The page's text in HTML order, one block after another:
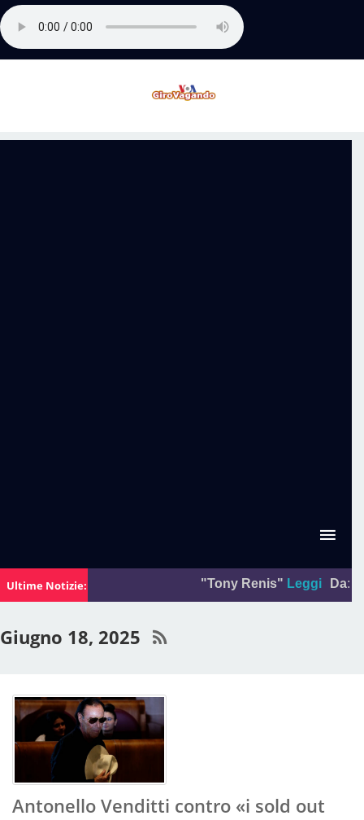
Ultime Notizie: "Tony Renis" Leggi Da: La
Giugno 18, 2025
Antonello Venditti contro «i sold out